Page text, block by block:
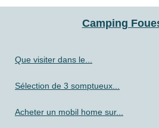
Camping
Que visiter dans le...
Sélection de 3 somptueux...
Acheter un mobil home sur...